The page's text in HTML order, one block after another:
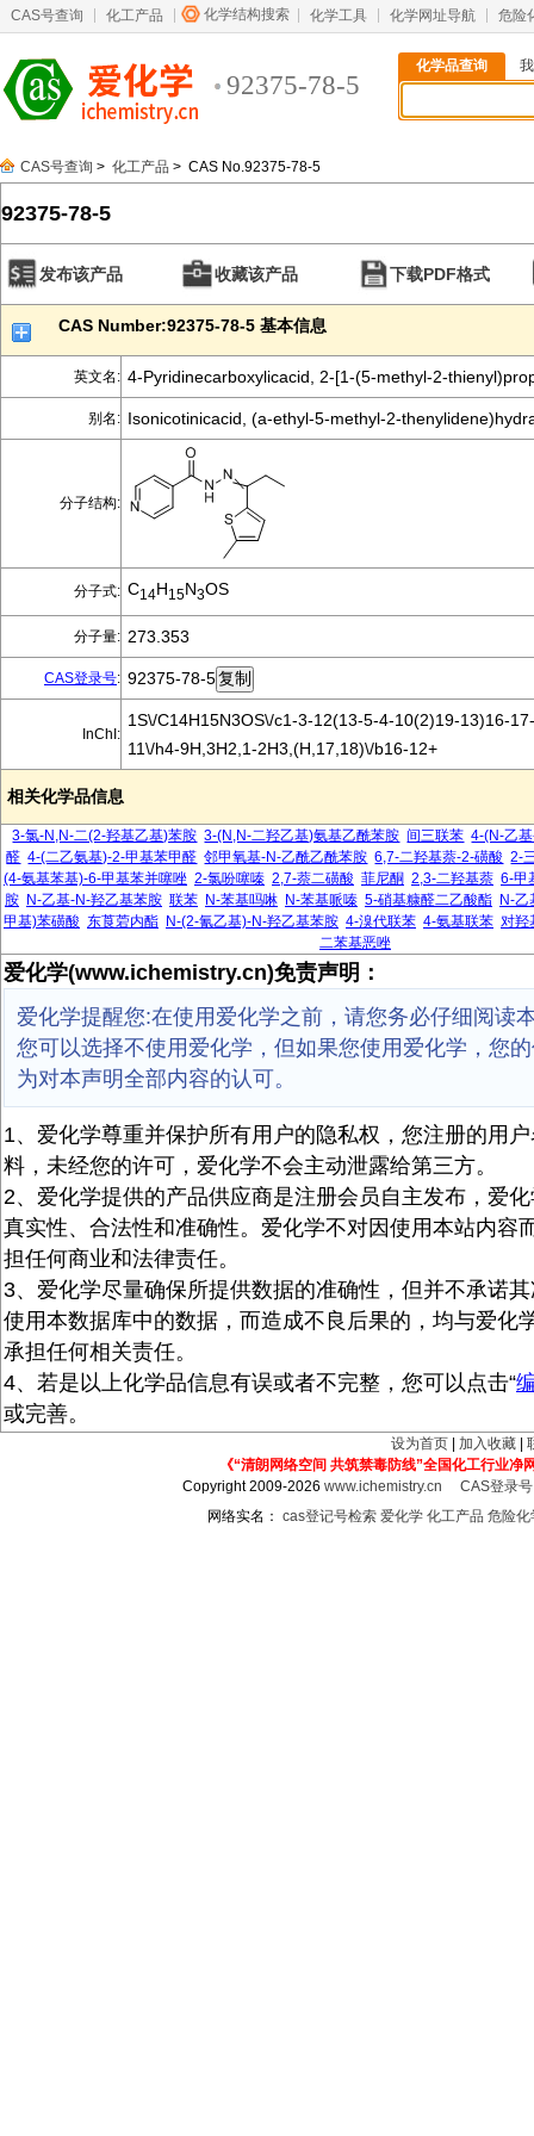
CAS号查询 化工产品 化学结构搜索 化学工具 化学网址导航 危险
92375-78-5
化学品查询
CAS号查询 > 化工产品 > CAS No.92375-78-5
92375-78-5
发布该产品 收藏该产品 下载PDF格式
CAS Number:92375-78-5 基本信息
英文名: 4-Pyridinecarboxylicacid, 2-[1-(5-methyl-2-
别名: Isonicotinicacid, (a-ethyl-5-methyl-2-
分子结构:
分子式: C14H15N3OS
分子量: 273.353
CAS登录号: 92375-78-5
InChI:
1S\/C14H15N3OS\/c1-3-12(13-5-4-10(2)19-13)16-
11\/h4-9H,3H2,1-2H3,(H,17,18)\/b16-12+
相关化学品信息
3-氯-N,N-二(2-羟基乙基)苯胺 3-(N,N-二羟乙基)氨基乙酰苯胺 间三联苯 4-(N-乙
醛 4-(二乙氨基)-2-甲基苯甲醛 邻甲氧基-N-乙酰乙酰苯胺 6,7-二羟基萘-2-磺酸 2-
(4-氨基苯基)-6-甲基苯并噻唑 2-氯吩噻嗪 2,7-萘二磺酸 菲尼酮 2,3-二羟基萘 6-甲
胺 N-乙基-N-羟乙基苯胺 联苯 N-苯基吗啉 N-苯基哌嗪 5-硝基糠醛二乙酸酯 N-乙
甲基)苯磺酸 东莨菪内酯 N-(2-氰乙基)-N-羟乙基苯胺 4-溴代联苯 4-氨基联苯 对羟
二苯基恶唑
爱化学(www.ichemistry.cn)免责声明：
爱化学提醒您:在使用爱化学之前，请您务必仔细阅读
您可以选择不使用爱化学，但如果您使用爱化学，您
为对本声明全部内容的认可。
1、爱化学尊重并保护所有用户的隐私权，您注册的用
料，未经您的许可，爱化学不会主动泄露给第三方。
2、爱化学提供的产品供应商是注册会员自主发布，爱
真实性、合法性和准确性。爱化学不对因使用本站内容
担任何商业和法律责任。
3、爱化学尽量确保所提供数据的准确性，但并不承诺
使用本数据库中的数据，而造成不良后果的，均与爱化
承担任何相关责任。
4、若是以上化学品信息有误或者不完整，您可以点击“
或完善。
设为首页 加入收藏
《“清朗网络空间 共筑禁毒防线”全国化工行业净
Copyright 2009-2026www.ichemistry.cn
CAS登录
网络实名： cas登记号检索 爱化学 化工产品 危险化